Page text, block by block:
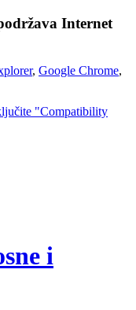
Internet
, Google Chrome,
"Compatibility
i